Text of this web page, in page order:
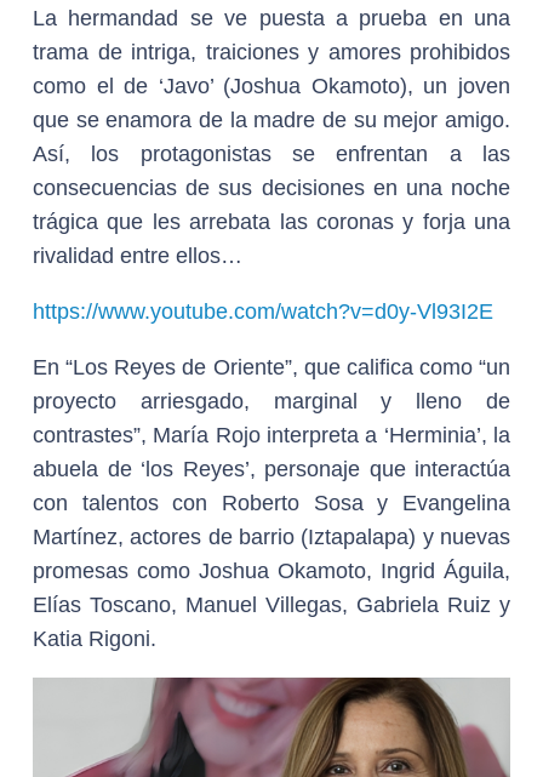
La hermandad se ve puesta a prueba en una
trama de intriga, traiciones y amores prohibidos
como el de ‘Javo’ (Joshua Okamoto), un joven
que se enamora de la madre de su mejor amigo.
Así, los protagonistas se enfrentan a las
consecuencias de sus decisiones en una noche
trágica que les arrebata las coronas y forja una
rivalidad entre ellos…
https://www.youtube.com/watch?v=d0y-Vl93I2E
En “Los Reyes de Oriente”, que califica como “un
proyecto arriesgado, marginal y lleno de
contrastes”, María Rojo interpreta a ‘Herminia’, la
abuela de ‘los Reyes’, personaje que interactúa
con talentos con Roberto Sosa y Evangelina
Martínez, actores de barrio (Iztapalapa) y nuevas
promesas como Joshua Okamoto, Ingrid Águila,
Elías Toscano, Manuel Villegas, Gabriela Ruiz y
Katia Rigoni.